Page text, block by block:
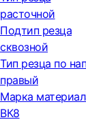
расточной
Подтип резца
сквозной
Тип резца по
правый
Марка
ВК8